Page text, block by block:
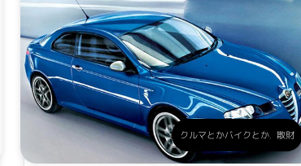
クルマとかバイクとか, 散財